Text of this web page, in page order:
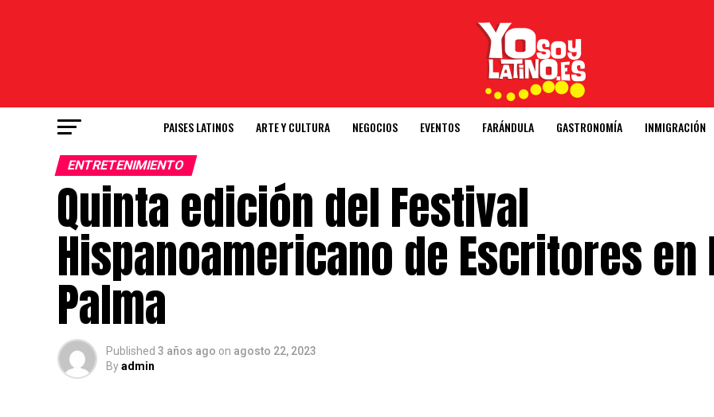
PAISES LATINOS ARTE Y CULTURA NEGOCIOS EVENTOS FARÁNDULA GASTRONOMÍA INMIGRACIÓN
ENTRETENIMIENTO
Quinta edición del Festival
Hispanoamericano de Escritores en
Palma
Published 3 años ago on agosto 22, 2023
Byadmin